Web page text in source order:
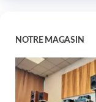
NOTRE MAGASIN